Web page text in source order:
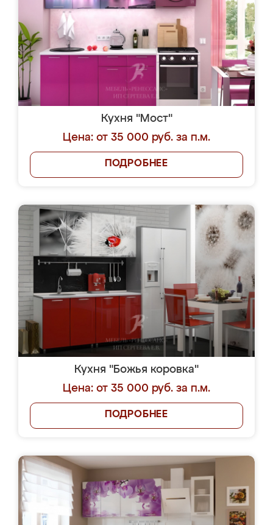
Кухня "Мост"
Цена: от 35 000 руб. за п.м.
ПОДРОБНЕЕ
Кухня "Божья коровка"
Цена: от 35 000 руб. за п.м.
ПОДРОБНЕЕ